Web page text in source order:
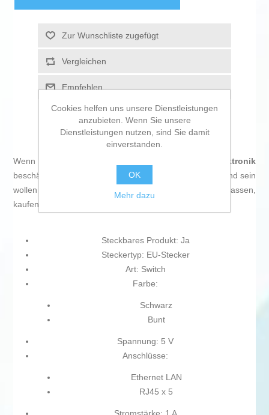
Zur Wunschliste zugefügt
Vergleichen
Empfehlen
Wenn Sie sich leidenschaftlich mit
IT und Elektronik
beschäftigen, mit der Technologie auf dem neuesten Stand sein
wollen und nicht einmal die winzigsten Einzelheiten auslassen,
kaufen Sie
Steckbares Produkt: Ja
Steckertyp: EU-Stecker
Art: Switch
Farbe:
Schwarz
Bunt
Spannung: 5 V
Anschlüsse:
Ethernet LAN
RJ45 x 5
Cookies helfen uns unsere Dienstleistungen
anzubieten. Wenn Sie unsere
Dienstleistungen nutzen, sind Sie damit
einverstanden.
OK
Mehr dazu